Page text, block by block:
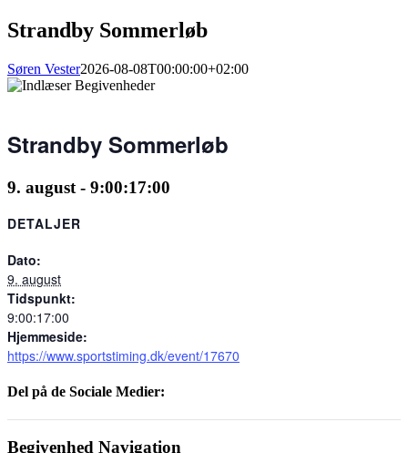
Strandby Sommerløb
Søren Vester2026-08-08T00:00:00+02:00
Strandby Sommerløb
9. august - 9:00:17:00
DETALJER
Dato:
9. august
Tidspunkt:
9:00:17:00
Hjemmeside:
https://www.sportstiming.dk/event/17670
Del på de Sociale Medier:
mail
Begivenhed Navigation